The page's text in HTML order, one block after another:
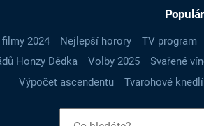
2024 Nejlepší horory TV program
Honzy Dědka Volby 2025 Svařené
Výpočet ascendentu
Tvarohové